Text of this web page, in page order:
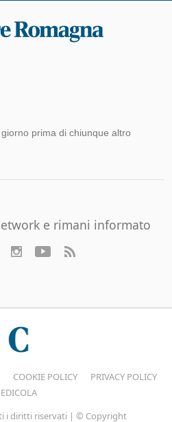
prima di chiunque altro
e rimani informato
COOKIE POLICY
PRIVACY POLICY
EDICOLA
i diritti riservati | © Copyright